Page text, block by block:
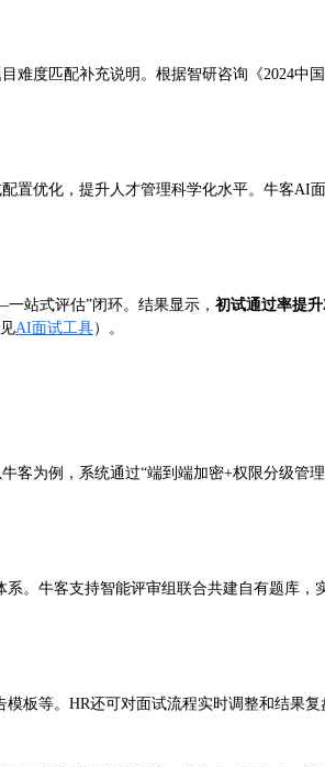
度匹配补充说明。根据智研咨询《2024中
优化，提升人才管理科学化水平。牛客AI
站式评估”闭环。结果显示， 初试通过率提
AI面试工具）。
为例，系统通过“端到端加密+权限分级管
。牛客支持智能评审组联合共建自有题库
等。HR还可对面试流程实时调整和结果